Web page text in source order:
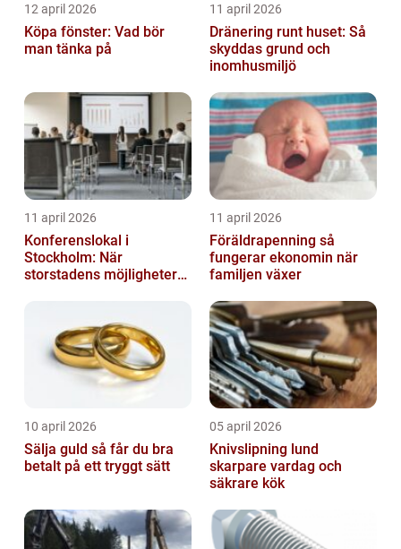
12 april 2026
Köpa fönster: Vad bör
man tänka på
11 april 2026
Dränering runt huset: Så
skyddas grund och
inomhusmiljö
11 april 2026
Konferenslokal i
Stockholm: När
storstadens möjligheter
11 april 2026
Föräldrapenning så
fungerar ekonomin när
familjen växer
10 april 2026
Sälja guld så får du bra
betalt på ett tryggt sätt
05 april 2026
Knivslipning lund
skarpare vardag och
säkrare kök